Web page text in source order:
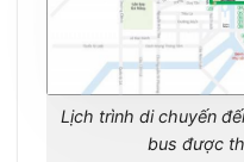
Lịch trình di chuyến
bus được